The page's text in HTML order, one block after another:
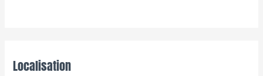
Localisation